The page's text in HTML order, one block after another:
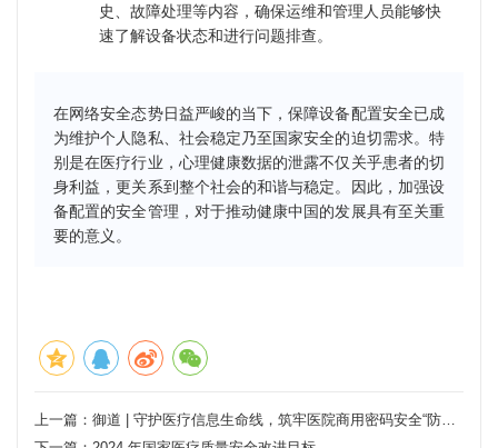
史、故障处理等内容，确保运维和管理人员能够快
速了解设备状态和进行问题排查。
在网络安全态势日益严峻的当下，保障设备配置安全已成
为维护个人隐私、社会稳定乃至国家安全的迫切需求。特
别是在医疗行业，心理健康数据的泄露不仅关乎患者的切
身利益，更关系到整个社会的和谐与稳定。因此，加强设
备配置的安全管理，对于推动健康中国的发展具有至关重
要的意义。
上一篇： 御道 | 守护医疗信息生命线，筑牢医院商用密码安全“防护墙”